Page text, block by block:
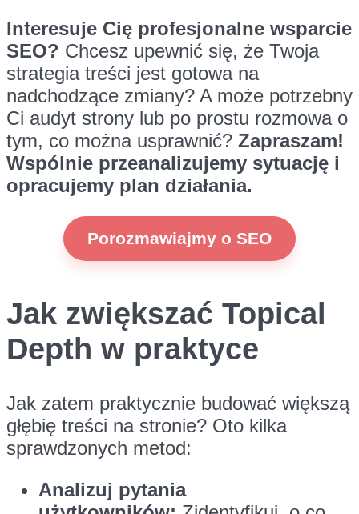
Interesuje Cię profesjonalne wsparcie
SEO? Chcesz upewnić się, że Twoja
strategia treści jest gotowa na
nadchodzące zmiany? A może potrzebny
Ci audyt strony lub po prostu rozmowa o
tym, co można usprawnić? Zapraszam!
Wspólnie przeanalizujemy sytuację i
opracujemy plan działania.
Porozmawiajmy o SEO
Jak zwiększać Topical
Depth w praktyce
Jak zatem praktycznie budować większą
głębię treści na stronie? Oto kilka
sprawdzonych metod:
Analizuj pytania